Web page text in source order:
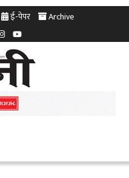
ई-पेपर Archive